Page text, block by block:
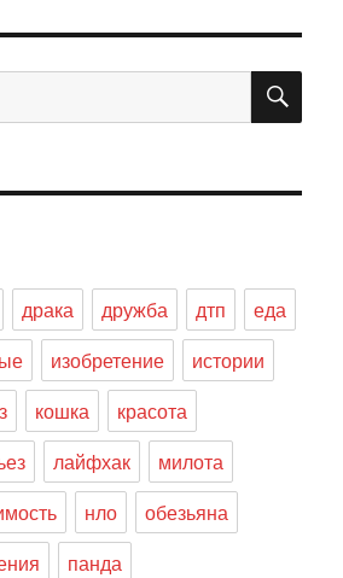
драка дружба дтп
еда
изобретение
истории
кошка
красота
лайфхак
милота
нло
обезьяна
панда